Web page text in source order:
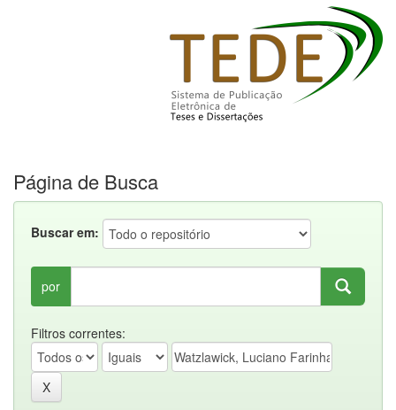
Página de Busca
Buscar em:
por
Filtros correntes: